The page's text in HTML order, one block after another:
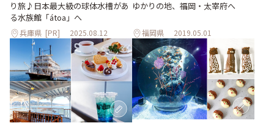
り旅♪日本最大級の球体水槽があ
る水族館「átoa」へ
兵庫県 [PR] 2025.08.12
ゆかりの地、福岡・太宰府へ
福岡県 2019.05.01